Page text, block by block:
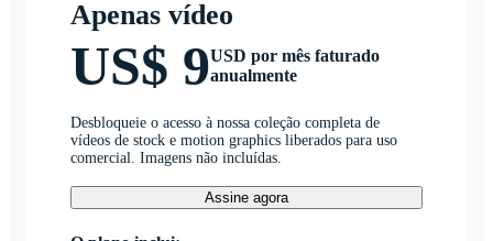
Apenas vídeo
US$ 9USD por mês faturado
anualmente
Desbloqueie o acesso à nossa coleção completa de
vídeos de stock e motion graphics liberados para uso
comercial. Imagens não incluídas.
Assine agora